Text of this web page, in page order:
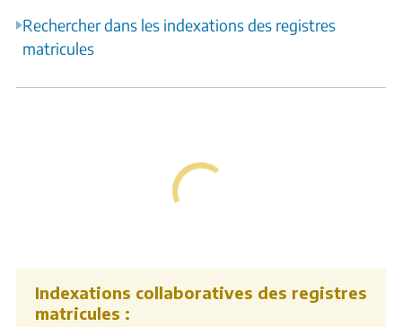
Rechercher dans les indexations des registres
matricules
Indexations collaboratives des registres
matricules :